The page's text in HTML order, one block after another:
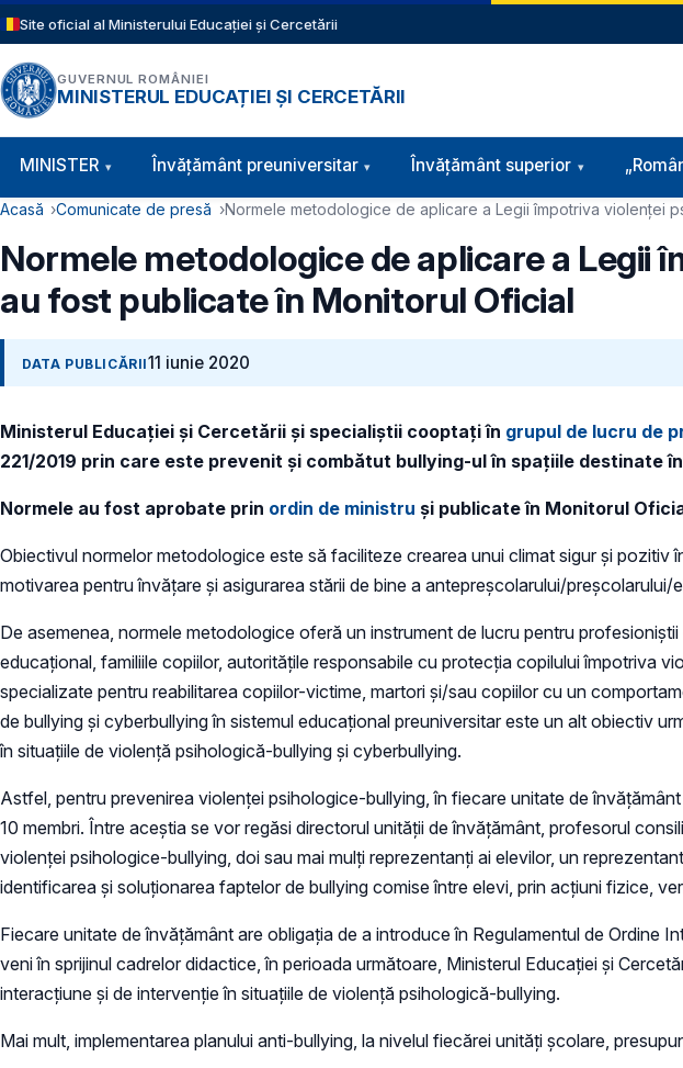
Sari la conținutul principal
Site oficial al Ministerului Educației și Cercetării
GUVERNUL ROMÂNIEI
MINISTERUL EDUCAȚIEI ȘI CERCETĂRII
Navigație principală
MINISTER Învăţământ preuniversitar Învățământ superior
Cale de navigare
Acasă Comunicate de presă Normele metodologice de aplicare a Legii împotriva violenței
Normele metodologice de aplicare a
au fost publicate în Monitorul Oficial
DATA PUBLICĂRII11 iunie 2020
Ministerul Educației și Cercetării și specialiștii cooptați în grupul de lucru de
221/2019 prin care este prevenit și combătut bullying-ul în spațiile destinate
Normele au fost aprobate prin ordin de ministru și publicate în Monitorul
Obiectivul normelor metodologice este să faciliteze crearea unui climat sigur și
motivarea pentru învățare și asigurarea stării de bine a antepreșcolarului/preșcolarului/
De asemenea, normele metodologice oferă un instrument de lucru pentru
educațional, familiile copiilor, autoritățile responsabile cu protecția copilului împotriva
specializate pentru reabilitarea copiilor-victime, martori și/sau copiilor cu un
de bullying și cyberbullying în sistemul educațional preuniversitar este un alt obiectiv
în situațiile de violență psihologică-bullying și cyberbullying.
Astfel, pentru prevenirea violenței psihologice-bullying, în fiecare unitate de
10 membri. Între aceștia se vor regăsi directorul unității de învățământ, profesorul
violenței psihologice-bullying, doi sau mai mulți reprezentanți ai elevilor, un
identificarea și soluționarea faptelor de bullying comise între elevi, prin acțiuni fizice,
Fiecare unitate de învățământ are obligația de a introduce în Regulamentul de Ordine
veni în sprijinul cadrelor didactice, în perioada următoare, Ministerul Educației și
interacțiune și de intervenție în situațiile de violență psihologică-bullying.
Mai mult, implementarea planului anti-bullying, la nivelul fiecărei unități școlare,